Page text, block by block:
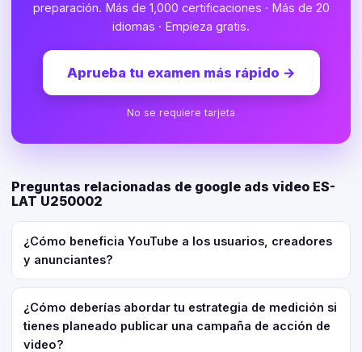
preparación. Más de 1,000 certificaciones · Más de 20
idiomas · Empieza gratis.
Aprueba tu examen más rápido →
No se requiere tarjeta
Preguntas relacionadas de google ads video ES-
LAT U250002
¿Cómo beneficia YouTube a los usuarios, creadores
y anunciantes?
¿Cómo deberías abordar tu estrategia de medición si
tienes planeado publicar una campaña de acción de
video?